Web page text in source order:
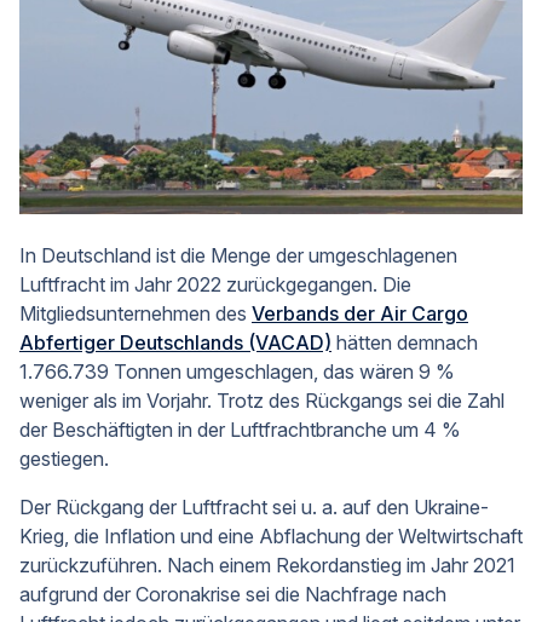
In Deutschland ist die Menge der umgeschlagenen
Luftfracht im Jahr 2022 zurückgegangen. Die
Mitgliedsunternehmen des Verbands der Air Cargo
Abfertiger Deutschlands (VACAD) hätten demnach
1.766.739 Tonnen umgeschlagen, das wären 9 %
weniger als im Vorjahr. Trotz des Rückgangs sei die Zahl
der Beschäftigten in der Luftfrachtbranche um 4 %
gestiegen.
Der Rückgang der Luftfracht sei u. a. auf den Ukraine-
Krieg, die Inflation und eine Abflachung der Weltwirtschaft
zurückzuführen. Nach einem Rekordanstieg im Jahr 2021
aufgrund der Coronakrise sei die Nachfrage nach